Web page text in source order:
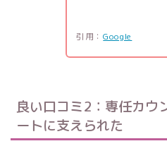
引用：Google
良い口コミ2：専任カウ
ートに支えられた